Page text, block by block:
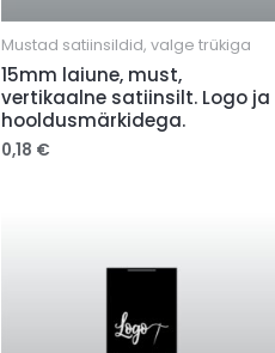
Mustad satiinsildid, valge trükiga
15mm laiune, must,
vertikaalne satiinsilt. Logo ja
hooldusmärkidega.
0,18 €